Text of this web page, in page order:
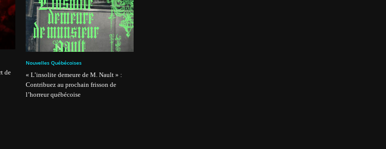
de
Nouvelles Québécoises
« L’insolite demeure de M. Nault » :
Contribuez au prochain frisson de
l’horreur québécoise